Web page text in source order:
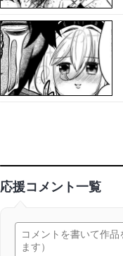
応援コメント一覧